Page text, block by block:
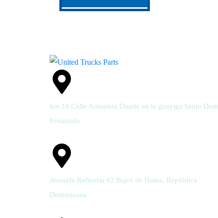
km.18 Calle Autopista Duarte en la guayiga Santo
Fenatrado
Avenida Refineria #2 Bajos de Haina, República
Dominicana